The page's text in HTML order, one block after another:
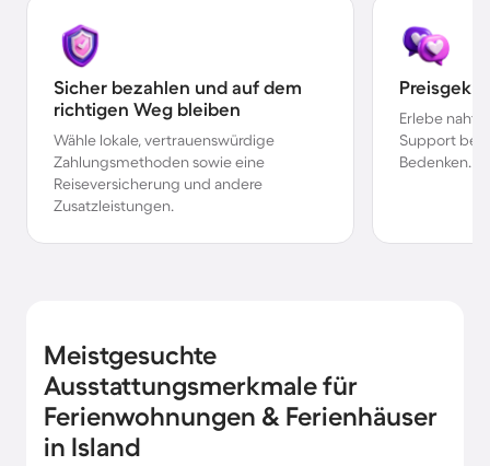
Sicher bezahlen und auf dem
richtigen Weg bleiben
Wähle lokale, vertrauenswürdige
Zahlungsmethoden sowie eine
Reiseversicherung und andere
Zusatzleistungen.
Erlebe
Support bei
Bedenken.
Meistgesuchte
Ausstattungsmerkmale für
Ferienwohnungen & Ferienhäuser
in Island